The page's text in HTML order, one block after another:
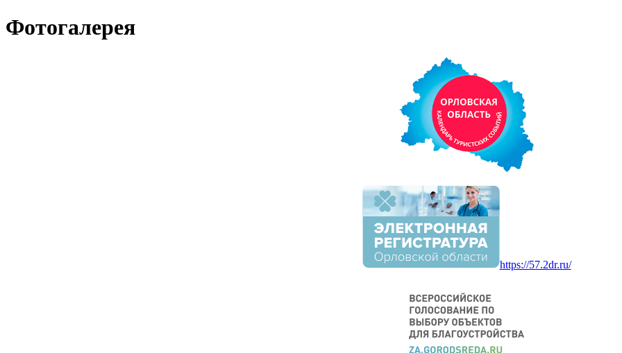
Фотогалерея
https://57.2dr.ru/